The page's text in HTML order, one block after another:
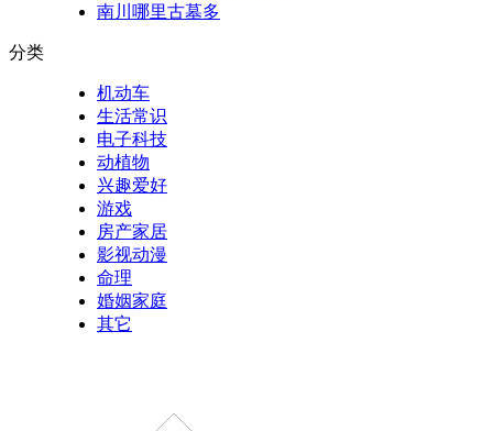
南川哪里古墓多
分类
机动车
生活常识
电子科技
动植物
兴趣爱好
游戏
房产家居
影视动漫
命理
婚姻家庭
其它